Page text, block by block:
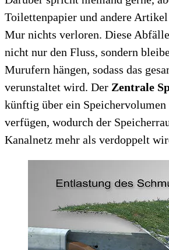
Toilettenpapier und andere
Mur nichts verloren. Diese
nicht nur den Fluss, sondern
Murufern hängen, sodass das
verunstaltet wird. Der Zentrale
künftig über ein Speichervolumen
verfügen, wodurch der
Kanalnetz mehr als verdoppelt